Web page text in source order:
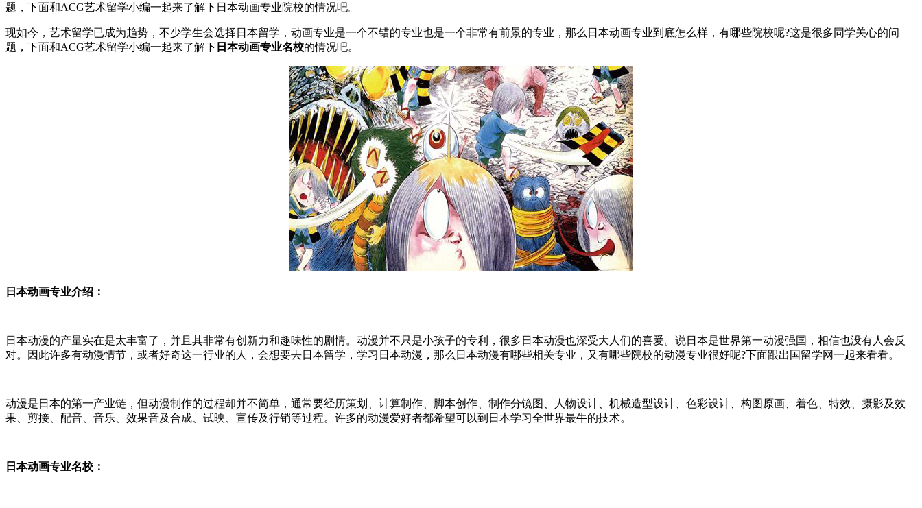
题，下面和ACG艺术留学小编一起来了解下日本动画专业院校的情况吧。
现如今，艺术留学已成为趋势，不少学生会选择日本留学，动画专业是一个不错的专业也是一个非常有前景的专业，那么日本动画专业到底怎么样，有哪些院校呢?这是很多同学关心的问
题，下面和ACG艺术留学小编一起来了解下 日本动画专业名校的情况吧。
日本动画专业介绍：
日本动漫的产量实在是太丰富了，并且其非常有创新力和趣味性的剧情。动漫并不只是小孩子的专利，很多日本动漫也深受大人们的喜爱。说日本是世界第一动漫强国，相信也没有人会反
对。因此许多有动漫情节，或者好奇这一行业的人，会想要去日本留学，学习日本动漫，那么日本动漫有哪些相关专业，又有哪些院校的动漫专业很好呢?下面跟出国留学网一起来看看。
动漫是日本的第一产业链，但动漫制作的过程却并不简单，通常要经历策划、计算制作、脚本创作、制作分镜图、人物设计、机械造型设计、色彩设计、构图原画、着色、特效、摄影及效
果、剪接、配音、音乐、效果音及合成、试映、宣传及行销等过程。许多的动漫爱好者都希望可以到日本学习全世界最牛的技术。
日本动画专业名校：